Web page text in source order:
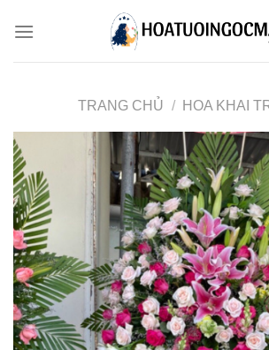
TRANG CHỦ / HOA KHAI